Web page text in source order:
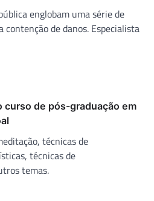
englobam uma série de
contenção de danos. Especialista
curso de pós-graduação em
técnicas de
técnicas de
temas.